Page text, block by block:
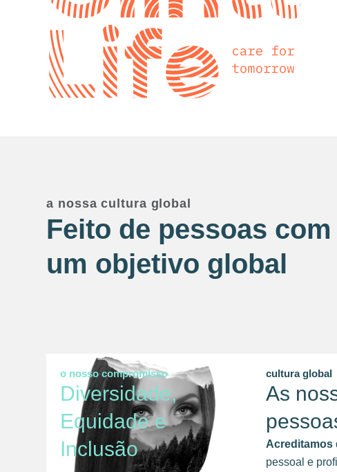
a nossa cultura global
Feito de pessoas com
um objetivo global
o nosso compromisso
Diversidade,
Equidade e
Inclusão
cultura global
As
Acreditamos
pessoal e